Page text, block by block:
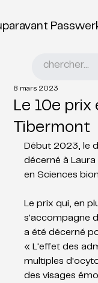
Le 10e
Tibermont
8 mars 2023
Début 2023, le
décerné à
en Sciences
Le prix qui, en
s'accompagne
a été décerné
« L'effet des
multiples
des visages